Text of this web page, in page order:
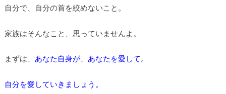
自分で、自分の首を絞めないこと。
家族はそんなこと、思っていませんよ。
まずは、 あなた自身が、あなたを愛して。
自分を愛していきましょう。